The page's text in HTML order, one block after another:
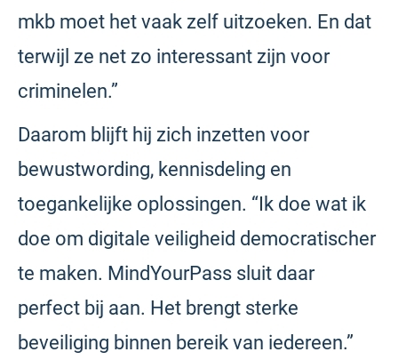
mkb moet het vaak zelf uitzoeken. En dat
terwijl ze net zo interessant zijn voor
criminelen.”
Daarom blijft hij zich inzetten voor
bewustwording, kennisdeling en
toegankelijke oplossingen. “Ik doe wat ik
doe om digitale veiligheid democratischer
te maken. MindYourPass sluit daar
perfect bij aan. Het brengt sterke
beveiliging binnen bereik van iedereen.”